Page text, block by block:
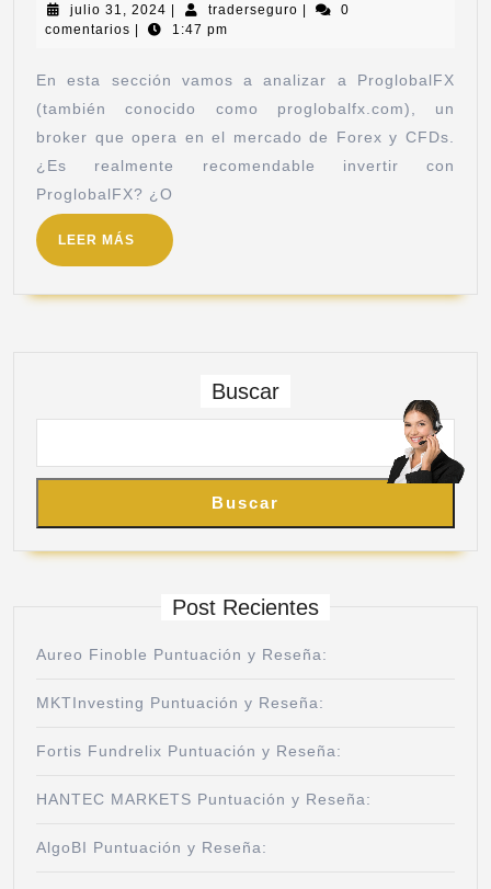
julio 31, 2024 traderseguro
0
comentarios
1:47 pm
En esta sección vamos a analizar a ProglobalFX
(también conocido como proglobalfx.com), un
broker que opera en el mercado de Forex y CFDs.
¿Es realmente recomendable invertir con
ProglobalFX? ¿O
LEER MÁS
Buscar
Buscar
Post Recientes
Aureo Finoble Puntuación y Reseña:
MKTInvesting Puntuación y Reseña:
Fortis Fundrelix Puntuación y Reseña:
HANTEC MARKETS Puntuación y Reseña:
AlgoBI Puntuación y Reseña: